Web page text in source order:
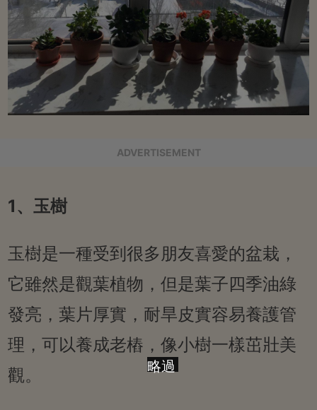
ADVERTISEMENT
1、玉樹
玉樹是一種受到很多朋友喜愛的盆栽，
它雖然是觀葉植物，但是葉子四季油綠
發亮，葉片厚實，耐旱皮實容易養護管
理，可以養成老樁，像小樹一樣茁壯美
觀。
略過